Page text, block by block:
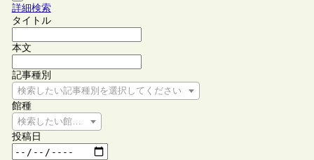
詳細検索
タイトル
本文
記事種別
検索したい記事種別を選択してください
館種
検索したい館種を選択してください
投稿日